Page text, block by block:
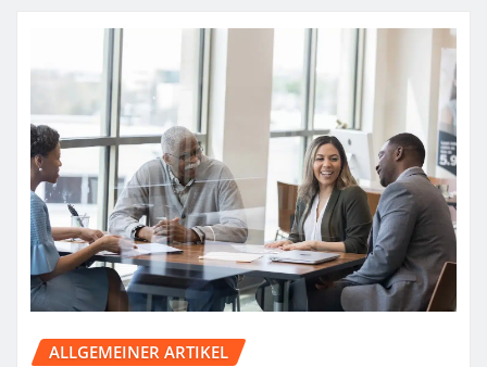
ALLGEMEINER ARTIKEL